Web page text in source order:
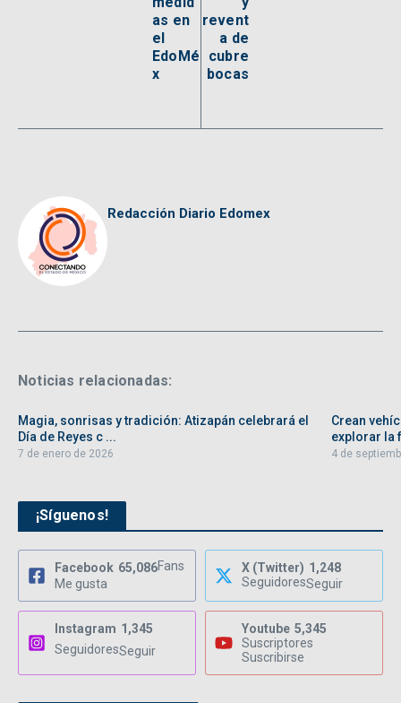
as en
el
EdoMé
x
revent
a de
cubre
bocas
Redacción Diario Edomex
Noticias relacionadas:
Magia, sonrisas y tradición: Atizapán celebrará el
Día de Reyes c ...
7 de enero de 2026
Crean
explorar la
4 de
¡Síguenos!
Facebook 65,086Fans
Me gusta
X (Twitter) 1,248
SeguidoresSeguir
Instagram 1,345
SeguidoresSeguir
Youtube 5,345
Suscriptores
Suscribirse